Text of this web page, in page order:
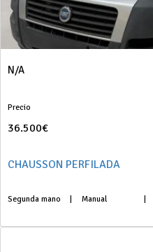
N/A
Precio
36.500€
CHAUSSON PERFILADA
Segunda mano Manual